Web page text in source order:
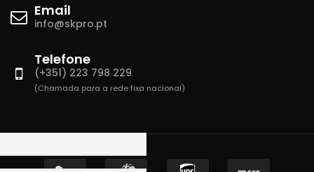
Email
info@skpro.pt
Telefone
(+351) 223 798 229
(Chamada para a rede fixa nacional)